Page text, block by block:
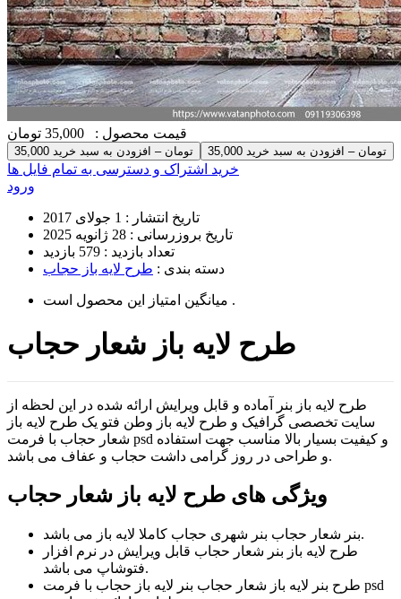
قیمت محصول : 35,000 تومان
35,000 تومان – افزودن به سبد خرید
خرید اشتراک و دسترسی به تمام فایل ها
ورود
تاریخ انتشار : 1 جولای 2017
تاریخ بروزرسانی : 28 ژانویه 2025
تعداد بازدید : 579 بازدید
دسته بندی : طرح لایه باز حجاب
میانگین امتیاز این محصول است .
طرح لایه باز شعار حجاب
طرح لایه باز بنر آماده و قابل ویرایش ارائه شده در این لحظه از
سایت تخصصی گرافیک و طرح لایه باز وطن فتو یک طرح لایه باز
شعار حجاب با فرمت psd و کیفیت بسیار بالا مناسب جهت استفاده
و طراحی در روز گرامی داشت حجاب و عفاف می باشد.
ویژگی های طرح لایه باز شعار حجاب
بنر شعار حجاب بنر شهری حجاب کاملا لایه باز می باشد.
طرح لایه باز بنر شعار حجاب قابل ویرایش در نرم افزار
فتوشاپ می باشد.
طرح بنر لایه باز شعار حجاب بنر لایه باز حجاب با فرمت psd